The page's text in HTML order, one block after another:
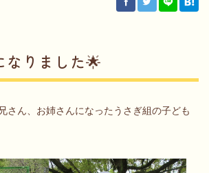
なりました🌟
さん、お姉さんになったうさぎ組の子ども